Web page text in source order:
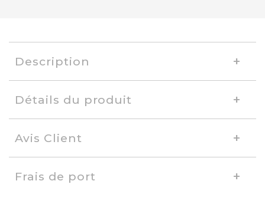
Description
Détails du produit
Avis Client
Frais de port